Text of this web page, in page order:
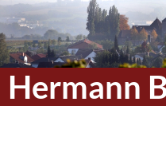
Hermann
Suchen
ZUM